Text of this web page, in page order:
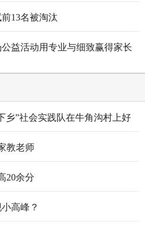
13名被淘汰
益活动用专业与细致赢得家长
乡”社会实践队在牛角沟村上好
教老师
20余分
高峰？